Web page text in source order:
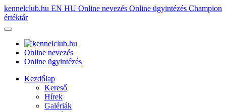
kennelclub.hu EN HU Online nevezés Online ügyintézés Champion
értéktár
Online nevezés
Online ügyintézés
Kezdőlap
Kereső
Hírek
Galériák